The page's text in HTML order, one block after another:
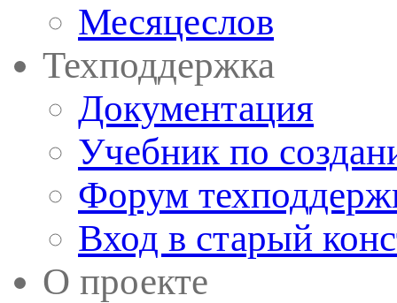
Месяцеслов
Техподдержка
Документация
Учебник по
Форум
Вход в старый
О проекте